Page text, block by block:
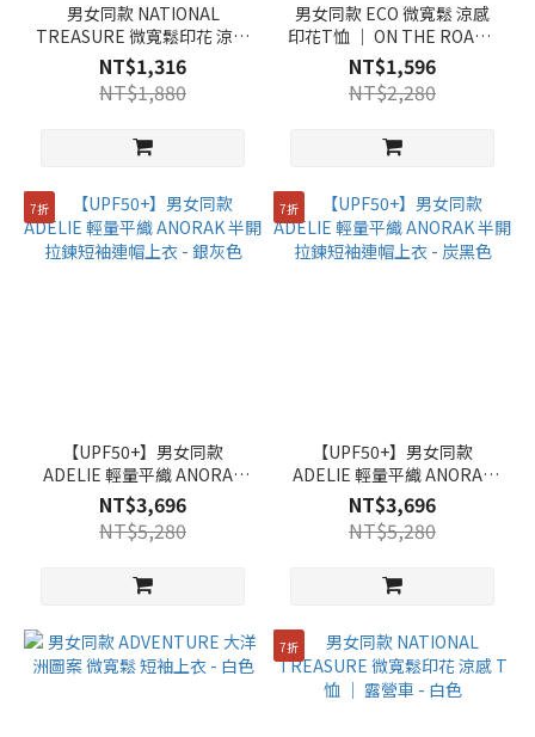
男女同款 NATIONAL
TREASURE 微寬鬆印花 涼感
T恤 ｜ 道路標誌 - 白色
NT$1,316
NT$1,880
男女同款 ECO 微寬鬆 涼感
印花T恤 ｜ ON THE ROAD -
卡其綠色
NT$1,596
NT$2,280
7折
【UPF50+】男女同款
ADELIE 輕量平織 ANORAK
半開拉鍊短袖連帽上衣 - 銀
灰色
NT$3,696
NT$5,280
7折
【UPF50+】男女同款
ADELIE 輕量平織 ANORAK
半開拉鍊短袖連帽上衣 - 炭
黑色
NT$3,696
NT$5,280
7折